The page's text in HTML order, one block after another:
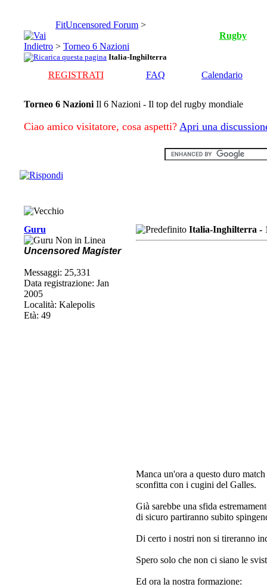
FitUncensored Forum >
Rugby
> Torneo 6 Nazioni
Italia-Inghilterra
REGISTRATI FAQ Calendario
Torneo 6 Nazioni Il 6 Nazioni - Il top del rugby mondiale
Ciao amico visitatore, cosa aspetti? Apri una
Guru
Uncensored Magister
Messaggi: 25,331
Data registrazione: Jan
2005
Località: Kalepolis
Età: 49
Italia-Inghilterra -
Manca un'ora a questo duro
sconfitta con i cugini del Galles.
Già sarebbe una sfida
di sicuro partiranno subito
Di certo i nostri non si tireranno
Spero solo che non ci siano le
Ed ora la nostra formazione: